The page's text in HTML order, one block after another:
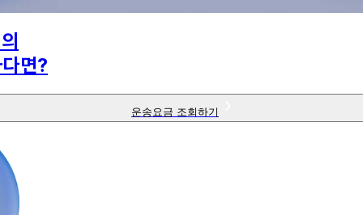
면?
운송요금 조회하기